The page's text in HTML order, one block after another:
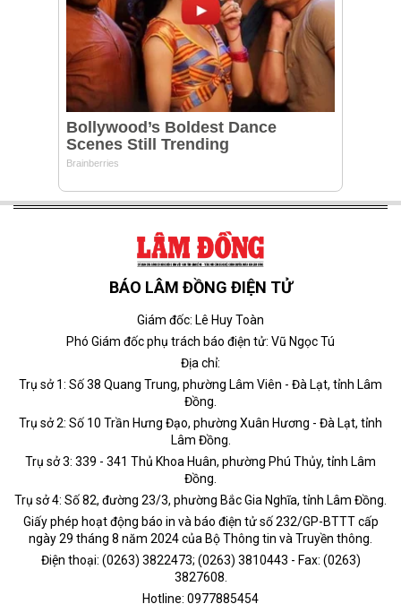
BÁO LÂM ĐỒNG ĐIỆN TỬ
Giám đốc: Lê Huy Toàn
Phó Giám đốc phụ trách báo điện tử: Vũ Ngọc Tú
Địa chỉ:
Trụ sở 1: Số 38 Quang Trung, phường Lâm Viên - Đà Lạt, tỉnh Lâm
Đồng.
Trụ sở 2: Số 10 Trần Hưng Đạo, phường Xuân Hương - Đà Lạt, tỉnh
Lâm Đồng.
Trụ sở 3: 339 - 341 Thủ Khoa Huân, phường Phú Thủy, tỉnh Lâm
Đồng.
Trụ sở 4: Số 82, đường 23/3, phường Bắc Gia Nghĩa, tỉnh Lâm Đồng.
Giấy phép hoạt động báo in và báo điện tử số 232/GP-BTTT cấp
ngày 29 tháng 8 năm 2024 của Bộ Thông tin và Truyền thông.
Điện thoại: (0263) 3822473; (0263) 3810443 - Fax: (0263)
3827608.
Hotline: 0977885454